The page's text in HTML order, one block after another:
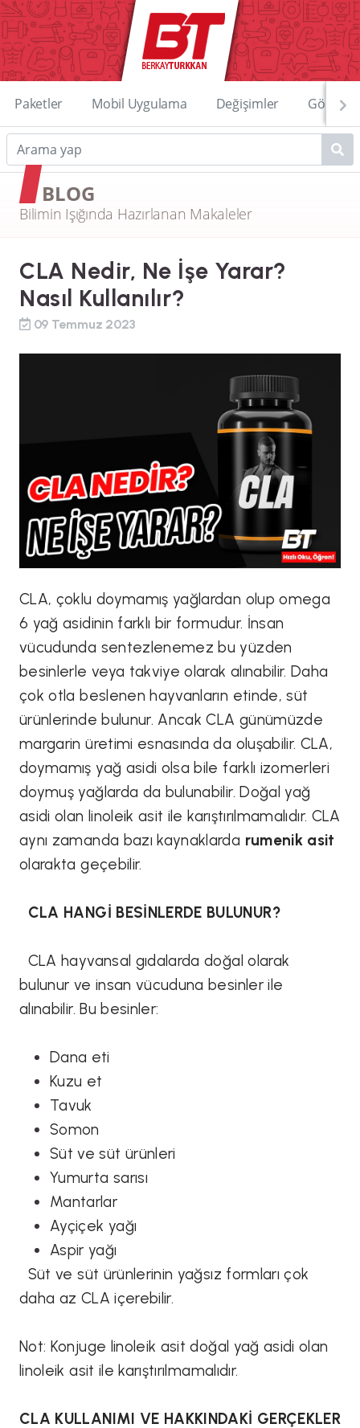
Paketler Mobil Uygulama Değişimler
BLOG
Bilimin Işığında Hazırlanan Makaleler
CLA Nedir, Ne İşe Yarar?
Nasıl Kullanılır?
09 Temmuz 2023
CLA, çoklu doymamış yağlardan olup omega
6 yağ asidinin farklı bir formudur. İnsan
vücudunda sentezlenemez bu yüzden
besinlerle veya takviye olarak alınabilir. Daha
çok otla beslenen hayvanların etinde, süt
ürünlerinde bulunur. Ancak CLA günümüzde
margarin üretimi esnasında da oluşabilir. CLA,
doymamış yağ asidi olsa bile farklı izomerleri
doymuş yağlarda da bulunabilir. Doğal yağ
asidi olan linoleik asit ile karıştırılmamalıdır. CLA
aynı zamanda bazı kaynaklarda rumenik asit
olarakta geçebilir.
CLA HANGİ BESİNLERDE BULUNUR?
CLA hayvansal gıdalarda doğal olarak
bulunur ve insan vücuduna besinler ile
alınabilir. Bu besinler:
Dana eti
Kuzu et
Tavuk
Somon
Süt ve süt ürünleri
Yumurta sarısı
Mantarlar
Ayçiçek yağı
Aspir yağı
Süt ve süt ürünlerinin yağsız formları çok
daha az CLA içerebilir.
Not: Konjuge linoleik asit doğal yağ asidi olan
linoleik asit ile karıştırılmamalıdır.
CLA KULLANIMI VE HAKKINDAKİ GERÇEKLER